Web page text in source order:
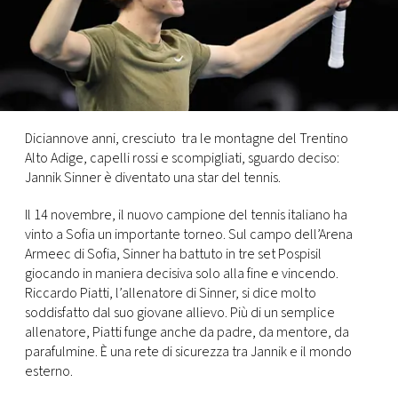
TV
PRINCIPATO
DI
MONACO
RMC
CONSIGLIA
Diciannove anni, cresciuto tra le montagne del Trentino
Alto Adige, capelli rossi e scompigliati, sguardo deciso:
Jannik Sinner è diventato una star del tennis.
Il 14 novembre, il nuovo campione del tennis italiano ha
vinto a Sofia un importante torneo. Sul campo dell’Arena
Armeec di Sofia, Sinner ha battuto in tre set Pospisil
giocando in maniera decisiva solo alla fine e vincendo.
Riccardo Piatti, l’allenatore di Sinner, si dice molto
soddisfatto dal suo giovane allievo. Più di un semplice
allenatore, Piatti funge anche da padre, da mentore, da
parafulmine. È una rete di sicurezza tra Jannik e il mondo
esterno.